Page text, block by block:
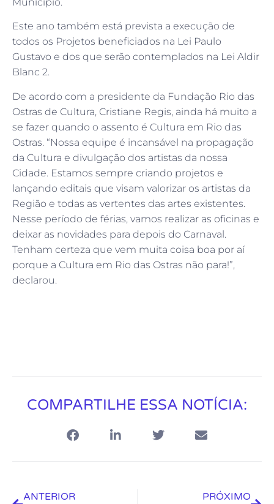
Este ano também está prevista a execução de
todos os Projetos beneficiados na Lei Paulo
Gustavo e dos que serão contemplados na Lei Aldir
Blanc 2.
De acordo com a presidente da Fundação Rio das
Ostras de Cultura, Cristiane Regis, ainda há muito a
se fazer quando o assento é Cultura em Rio das
Ostras. “Nossa equipe é incansável na propagação
da Cultura e divulgação dos artistas da nossa
Cidade. Estamos sempre criando projetos e
lançando editais que visam valorizar os artistas da
Região e todas as vertentes das artes existentes.
Nesse período de férias, vamos realizar as oficinas e
deixar as novidades para depois do Carnaval.
Tenham certeza que vem muita coisa boa por aí
porque a Cultura em Rio das Ostras não para!”,
declarou.
COMPARTILHE ESSA NOTÍCIA:
ANTERIOR PRÓXIMO